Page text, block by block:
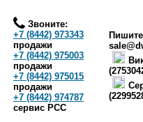
Звоните:
+7 (8442) 973343
продажи
+7 (8442) 975003
продажи
+7 (8442) 975015
продажи
+7 (8442) 974787
сервис РСС